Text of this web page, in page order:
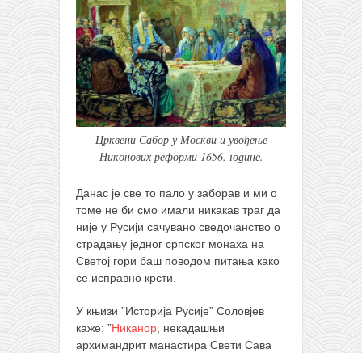
Црквени Сабор у Москви и увођење
Никонових реформи 1656. године.
Данас је све то пало у заборав и ми о
томе не би смо имали никакав траг да
није у Русији сачувано сведочанство о
страдању једног српског монаха на
Светој гори баш поводом питања како
се исправно крсти.
У књизи ”Историја Русије” Соловјев
каже: ”Никанор, некадашњи
архимандрит манастира Свети Сава